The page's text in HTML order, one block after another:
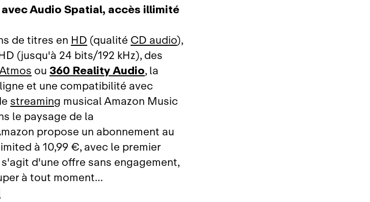
Audio Spatial, accès illimité
de titres enHD(qualitéCD audio),
(jusqu'à 24 bits/192 kHz), des
ou360 Reality Audio, la
et une compatibilité avec
streamingmusical Amazon Music
le paysage de la
propose un abonnement au
à 10,99 €, avec le premier
d'une offre sans engagement,
à tout moment…